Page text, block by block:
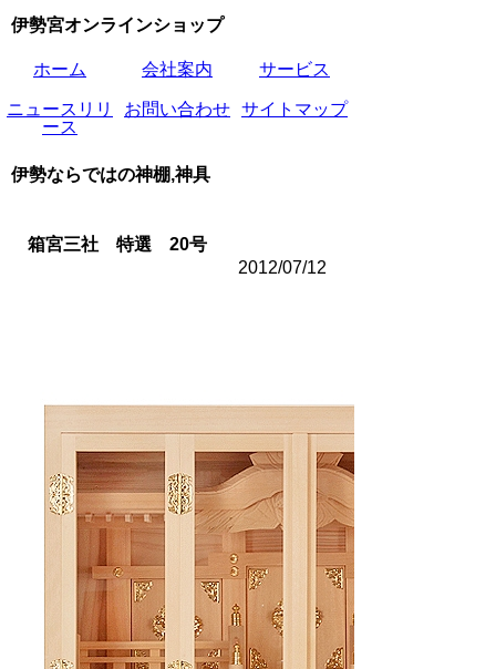
伊勢宮オンラインショップ
ホーム 会社案内 サービス
ニュースリリ
ース
お問い合わせ サイトマップ
伊勢ならではの神棚,神具
箱宮三社 特選 20号
2012/07/12